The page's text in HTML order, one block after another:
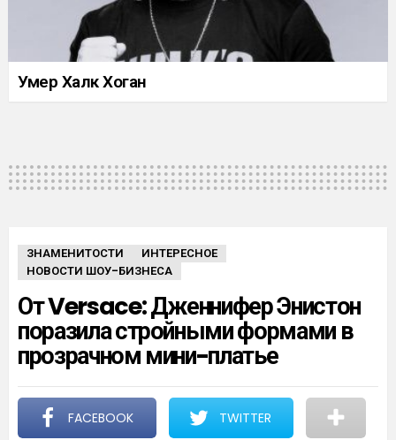
Умер Халк Хоган
ЗНАМЕНИТОСТИ
ИНТЕРЕСНОЕ
НОВОСТИ ШОУ-БИЗНЕСА
От Versace: Дженнифер Энистон
поразила стройными формами в
прозрачном мини-платье
FACEBOOK TWITTER